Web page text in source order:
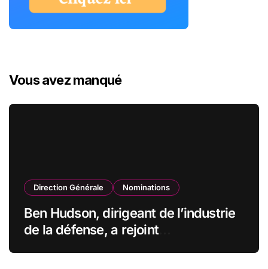
Vous avez manqué
Direction Générale Nominations
Ben Hudson, dirigeant de l’industrie
de la défense, a rejoint